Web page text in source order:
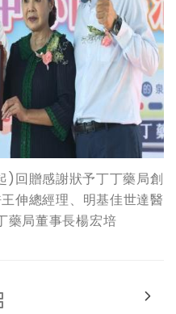
)回贈感謝狀予丁丁藥局創
伸總經理、明基佳世達醫
藥局董事長楊宏培